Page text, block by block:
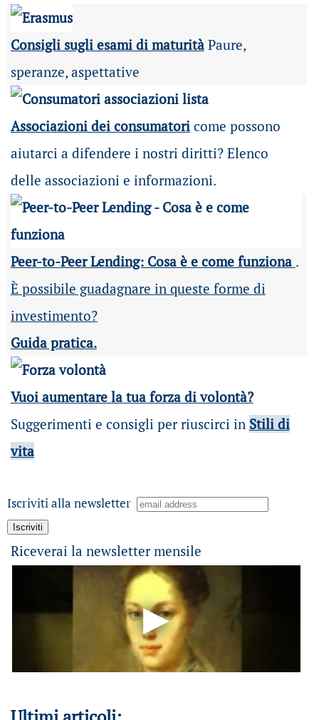
Consigli sugli esami di maturità Paure,
speranze, aspettative
Associazioni dei consumatoricome possono
aiutarci a difendere i nostri diritti? Elenco
delle associazioni e informazioni.
Peer-to-Peer Lending: Cosa è e come funziona .
È possibile guadagnare in queste forme di
investimento?
Guida pratica.
Vuoi aumentare la tua forza di volontà?
Suggerimenti e consigli per riuscirci in Stili di
vita
Iscriviti alla newsletter
Riceverai la newsletter mensile